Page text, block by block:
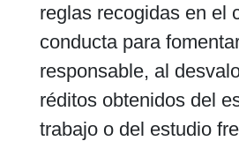
reglas recogidas en el
conducta para
responsable, al
réditos obtenidos del
trabajo o del estudio